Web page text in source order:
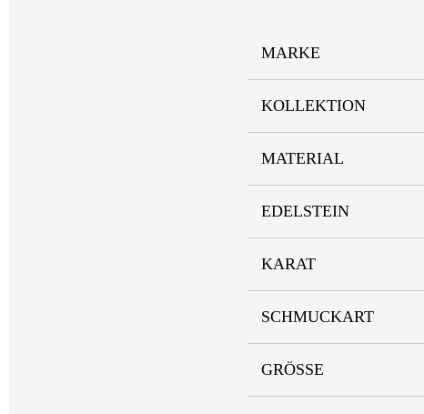
MARKE
KOLLEKTION
MATERIAL
EDELSTEIN
KARAT
SCHMUCKART
GRÖSSE